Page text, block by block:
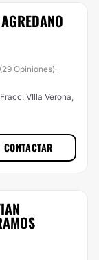
(29 Opiniones)·
CONTACTAR